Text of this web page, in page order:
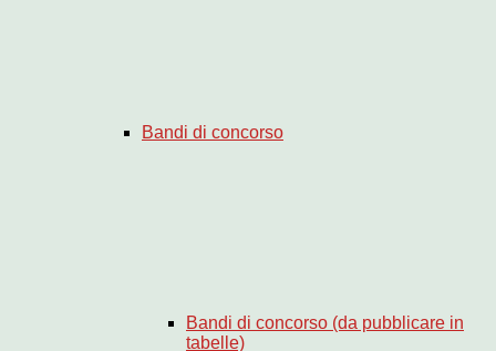
Bandi di concorso
Bandi di concorso (da pubblicare in
tabelle)